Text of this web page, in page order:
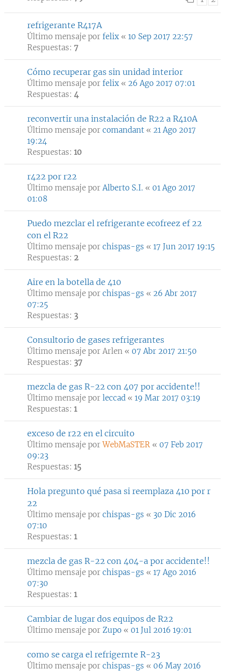
refrigerante R417A
Último mensaje por felix « 10 Sep 2017 22:57
Respuestas: 7
Cómo recuperar gas sin unidad interior
Último mensaje por felix « 26 Ago 2017 07:01
Respuestas: 4
reconvertir una instalación de R22 a R410A
Último mensaje por comandant « 21 Ago 2017
19:24
Respuestas: 10
r422 por r22
Último mensaje porAlberto S.I. « 01 Ago 2017
01:08
Puedo mezclar el refrigerante ecofreez ef 22
con el R22
Último mensaje por chispas-gs « 17 Jun 2017 19:15
Respuestas: 2
Aire en la botella de 410
Último mensaje por chispas-gs « 26 Abr 2017
07:25
Respuestas: 3
Consultorio de gases refrigerantes
Último mensaje por Arlen « 07 Abr 2017 21:50
Respuestas: 37
mezcla de gas R-22 con 407 por accidente!!
Último mensaje por leccad « 19 Mar 2017 03:19
Respuestas: 1
exceso de r22 en el circuito
Último mensaje porWebMaSTER « 07 Feb 2017
09:23
Respuestas: 15
Hola pregunto qué pasa si reemplaza 410 por r
22
Último mensaje por chispas-gs « 30 Dic 2016
07:10
Respuestas: 1
mezcla de gas R-22 con 404-a por accidente!!
Último mensaje por chispas-gs « 17 Ago 2016
07:30
Respuestas: 1
Cambiar de lugar dos equipos de R22
Último mensaje por Zupo « 01 Jul 2016 19:01
como se carga el refrigernte R-23
Último mensaje por chispas-gs « 06 May 2016